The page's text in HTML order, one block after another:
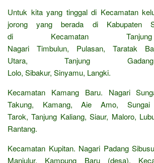
Untuk kita yang tinggal di Kecamatan
jorong yang berada di Kabupaten
di Kecamatan
Nagari Timbulun, Pulasan, Taratak
Utara, Tanjung
Lolo, Sibakur, Sinyamu, Langki.
Kecamatan Kamang Baru. Nagari
Takung, Kamang, Aie Amo, Sungai
Tarok, Tanjung Kaliang, Siaur, Maloro,
Rantang.
Kecamatan Kupitan. Nagari Padang
Manjulur, Kampung Baru (desa).